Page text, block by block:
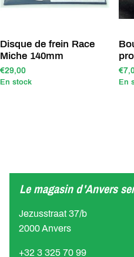
Disque de frein Race
Miche 140mm
€29,00
En stock En
Le magasin d'Anvers
Jezusstraat 37/b
2000 Anvers
+32 3 325 70 99